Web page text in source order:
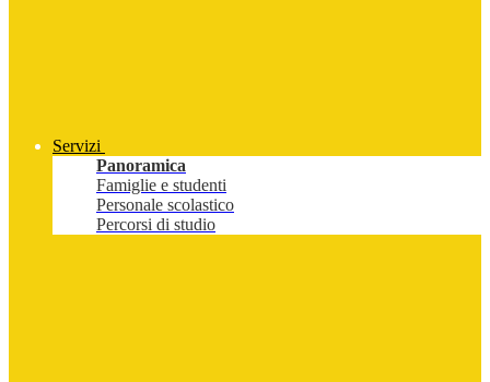
Servizi
Panoramica
Famiglie e studenti
Personale scolastico
Percorsi di studio